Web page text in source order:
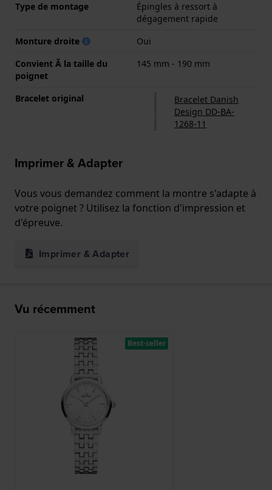
Type de montage
Épingles à ressort à
dégagement rapide
Monture droite
Oui
Convient Ă la taille du
poignet
145 mm - 190 mm
Bracelet original
Bracelet Danish
Design DD-BA-
1268-11
Imprimer & Adapter
Vous vous demandez comment la montre s'adapte à
votre poignet ? Utilisez la fonction d'impression et
d'épreuve.
Imprimer & Adapter
Vu récemment
Best-seller